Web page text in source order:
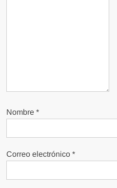
Nombre*
Correo electrónico*